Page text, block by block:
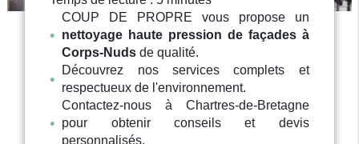
COUP DE PROPRE vous propose un
nettoyage haute pression de façades à
Corps-Nuds de qualité.
Découvrez nos services complets et
respectueux de l'environnement.
Contactez-nous à Chartres-de-Bretagne
pour obtenir conseils et devis
personnalisés.